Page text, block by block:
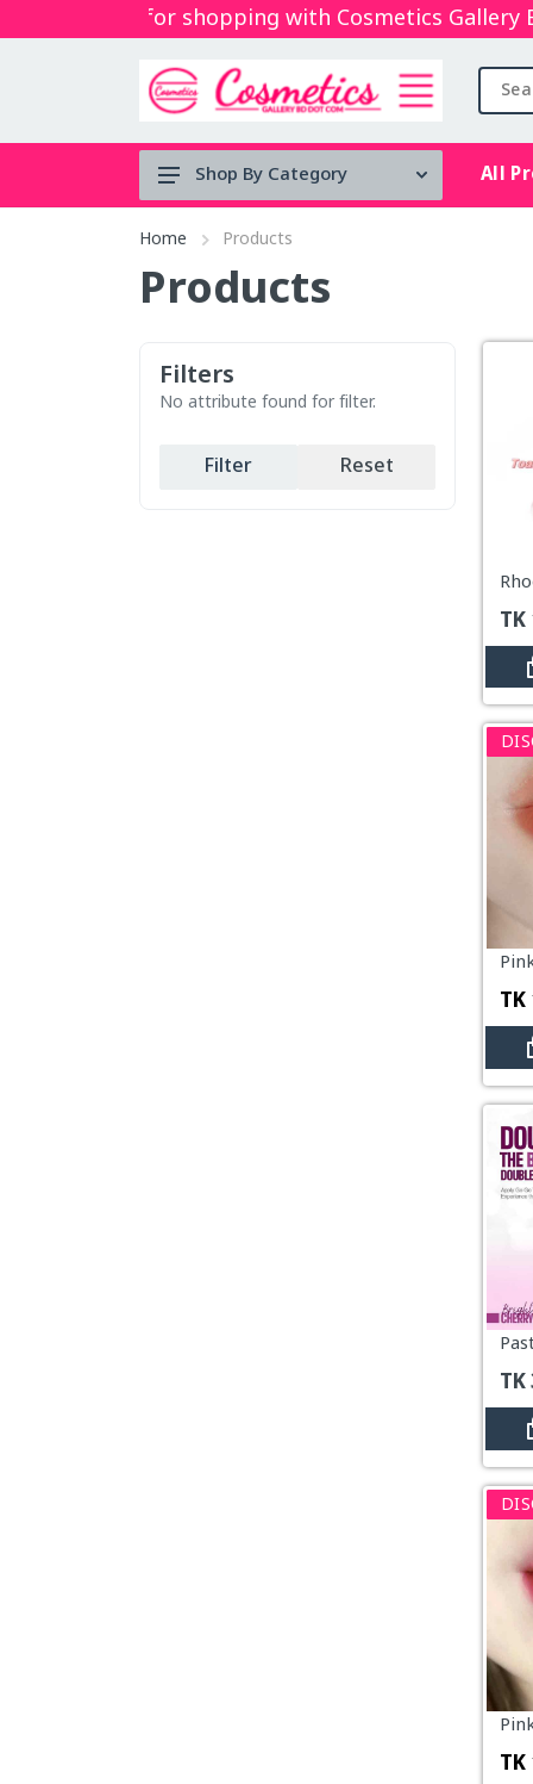
Thanks for shopping with Cosmetics Gallery
Face serum
water
Shop By Category All
Home Products
Products
Filters
No attribute found for filter.
Filter Reset
TK
TK
TK
TK